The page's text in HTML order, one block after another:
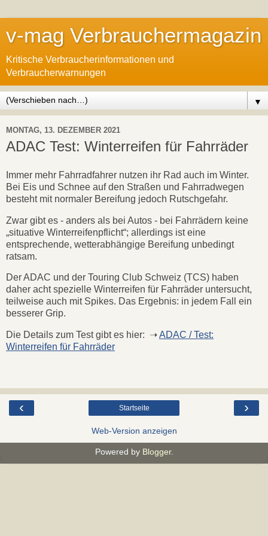
v-mag Verbrauchermagazin
Kritische Verbraucherinformationen und
Verbraucherwarnungen
▼
MONTAG, 13. DEZEMBER 2021
ADAC Test: Winterreifen für Fahrräder
Immer mehr Fahrradfahrer nutzen ihr Rad auch im Winter.
Bei Eis und Schnee auf den Straßen und Fahrradwegen
besteht mit normaler Bereifung jedoch Rutschgefahr.
Zwar gibt es - anders als bei Autos - bei Fahrrädern keine
„situative Winterreifenpflicht“; allerdings ist eine
entsprechende, wetterabhängige Bereifung unbedingt
ratsam.
Der ADAC und der Touring Club Schweiz (TCS) haben
daher acht spezielle Winterreifen für Fahrräder untersucht,
teilweise auch mit Spikes. Das Ergebnis: in jedem Fall ein
besserer Grip.
Die Details zum Test gibt es hier: ➝ADAC / Test:
Winterreifen für Fahrräder
‹ ›
Startseite
Web-Version anzeigen
Powered by Blogger.